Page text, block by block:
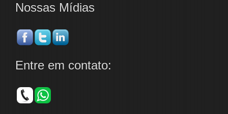
Nossas Mídias
Entre em contato: